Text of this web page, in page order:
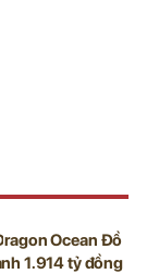
Ocean Đồ
1.914 tỷ đồng